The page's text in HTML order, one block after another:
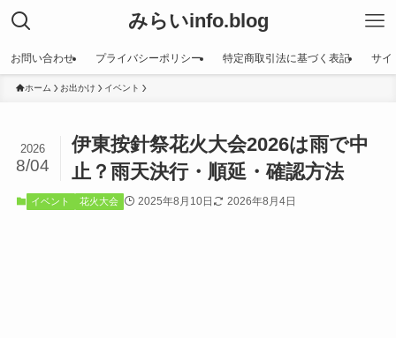
みらいinfo.blog
お問い合わせ プライバシーポリシー 特定商取引法に基づく表記 サイ
ホーム お出かけ イベント
伊東按針祭花火大会2026は雨で中
止？雨天決行・順延・確認方法
2026
8/04
イベント 花火大会 2025年8月10日 2026年8月4日